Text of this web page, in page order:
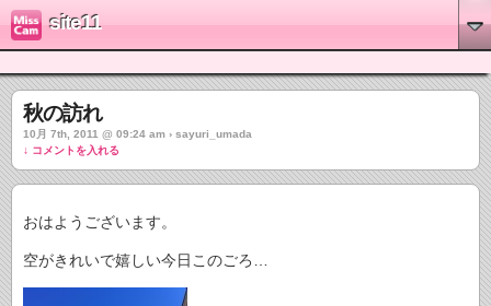
site11
秋の訪れ
10月 7th, 2011 @ 09:24 am › sayuri_umada
↓ コメントを入れる
おはようございます。
空がきれいで嬉しい今日このごろ…